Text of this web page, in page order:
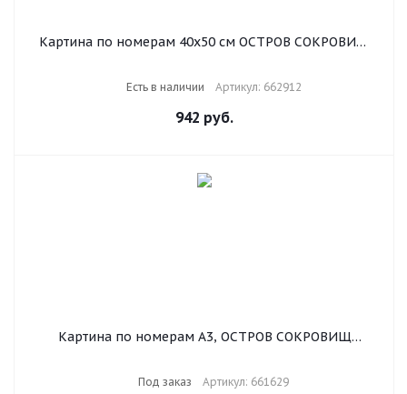
Картина по номерам 40х50 см ОСТРОВ СОКРОВИЩ
акрил, кисти, 662912
Есть в наличии Артикул: 662912
942 руб.
Картина по номерам А3, ОСТРОВ СОКРОВИЩ
Под заказ Артикул: 661629